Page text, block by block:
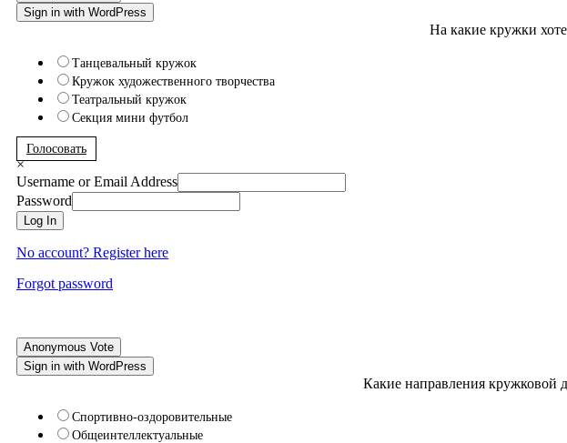
Sign in with WordPress
На какие кружки
Танцевальный кружок
Кружок художественного творчества
Театральный кружок
Секция мини футбол
Голосовать
×
Username or Email Address
Password
Log In
No account? Register here
Forgot password
Anonymous Vote
Sign in with WordPress
Какие направления кружковой
Спортивно-оздоровительные
Общеинтеллектуальные